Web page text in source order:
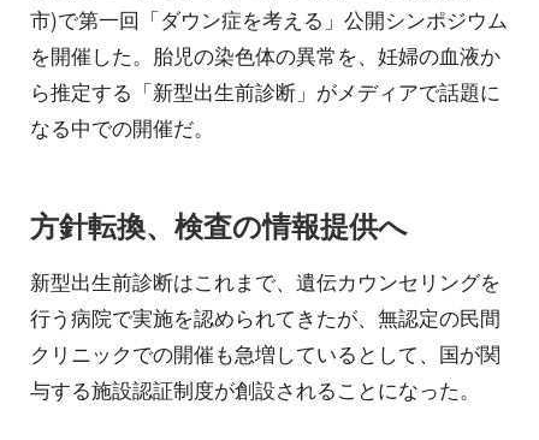
市)で第一回「ダウン症を考える」公開シンポジウム
を開催した。胎児の染色体の異常を、妊婦の血液か
ら推定する「新型出生前診断」がメディアで話題に
なる中での開催だ。
方針転換、検査の情報提供へ
新型出生前診断はこれまで、遺伝カウンセリングを
行う病院で実施を認められてきたが、無認定の民間
クリニックでの開催も急増しているとして、国が関
与する施設認証制度が創設されることになった。